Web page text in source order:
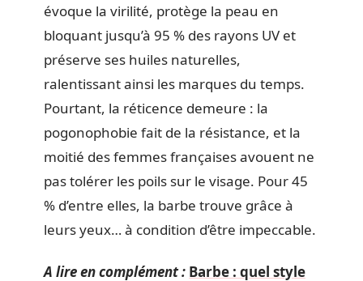
évoque la virilité, protège la peau en
bloquant jusqu’à 95 % des rayons UV et
préserve ses huiles naturelles,
ralentissant ainsi les marques du temps.
Pourtant, la réticence demeure : la
pogonophobie fait de la résistance, et la
moitié des femmes françaises avouent ne
pas tolérer les poils sur le visage. Pour 45
% d’entre elles, la barbe trouve grâce à
leurs yeux… à condition d’être impeccable.
A lire en complément : Barbe : quel style